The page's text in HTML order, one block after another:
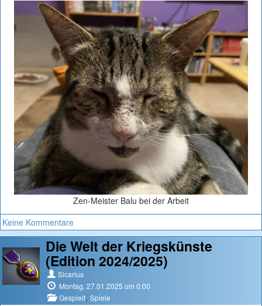
Zen-Meister Balu bei der Arbeit
Keine Kommentare
Die Welt der Kriegskünste
(Edition 2024/2025)
Sicarius
Montag, 27.01.2025 um 0:00
Gespielt, Spiele